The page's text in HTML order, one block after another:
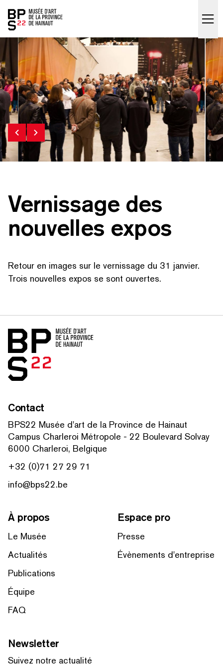
skip_to_content
RECHERCHER PAR MOTS-CLÉS
Accueil
Vernissage des
nouvelles expos
Retour en images sur le vernissage du 31 janvier.
Trois nouvelles expos se sont ouvertes.
Accueil
Contact
BPS22 Musée d'art de la Province de Hainaut
Campus Charleroi Métropole - 22 Boulevard Solvay
6000 Charleroi, Belgique
+32 (0)71 27 29 71
info@bps22.be
À propos
Le Musée
Actualités
Publications
Équipe
FAQ
Espace pro
Presse
Évènements d'entreprise
Newsletter
Suivez notre actualité